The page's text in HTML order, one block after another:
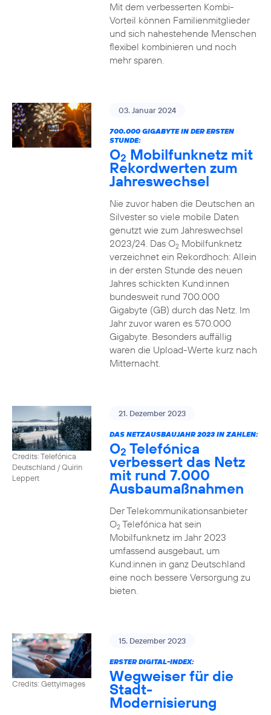
Mit dem verbesserten Kombi-
Vorteil können Familienmitglieder
und sich nahestehende Menschen
flexibel kombinieren und noch
mehr sparen.
03. Januar 2024
700.000 GIGABYTE IN DER ERSTEN
STUNDE:
O2 Mobilfunknetz mit
Rekordwerten zum
Jahreswechsel
Nie zuvor haben die Deutschen an
Silvester so viele mobile Daten
genutzt wie zum Jahreswechsel
2023/24. Das O2Mobilfunknetz
verzeichnet ein Rekordhoch: Allein
in der ersten Stunde des neuen
Jahres schickten Kund:innen
bundesweit rund 700.000
Gigabyte (GB) durch das Netz. Im
Jahr zuvor waren es 570.000
Gigabyte. Besonders auffällig
waren die Upload-Werte kurz nach
Mitternacht.
Credits: Telefónica
Deutschland / Quirin
Leppert
21. Dezember 2023
DAS NETZAUSBAUJAHR 2023 IN ZAHLEN:
O2 Telefónica
verbessert das Netz
mit rund 7.000
Ausbaumaßnahmen
Der Telekommunikationsanbieter
O2Telefónica hat sein
Mobilfunknetz im Jahr 2023
umfassend ausgebaut, um
Kund:innen in ganz Deutschland
eine noch bessere Versorgung zu
bieten.
Credits: Gettyimages
15. Dezember 2023
ERSTER DIGITAL-INDEX:
Wegweiser für die
Stadt-
Modernisierung